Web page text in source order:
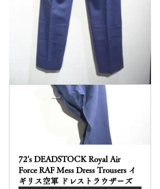
72's DEADSTOCK Royal Air
Force RAF Mess Dress Trousers イ
ギリス空軍 ドレストラウザーズ